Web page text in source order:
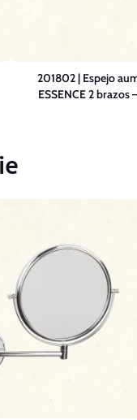
201802 | Espejo
ESSENCE 2